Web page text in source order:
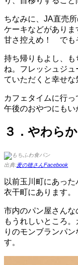
ちなみに、JA直売
ケーキなどがありま
甘さ控えめ！ でも
持ち帰りもよし、も
ね。フレッシュジ
ていただくと幸せ
カフェタイムに行っ
午後のおやつにもい
３．やわら
出典:麦の穂さんFacebook
以前玉川町にあっ
衣干町にあります。
市内のパン屋さん
もうれしいところ
りのモンブランパ
す。